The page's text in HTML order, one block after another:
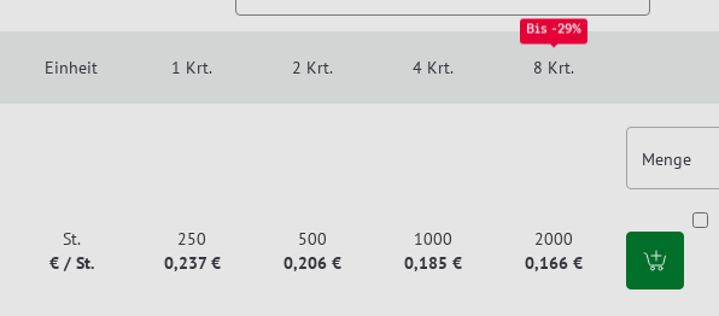
Einheit 1 Krt. 2 Krt. 4 Krt.
Bis -29%
8 Krt.
St.
€ / St.
250
0,237 €
500
0,206 €
1000
0,185 €
2000
0,166 €
Menge